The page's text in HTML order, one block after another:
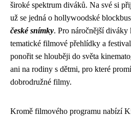
široké spektrum diváků. Na své si
už se jedná o hollywoodské
české snímky. Pro náročnější diváky
tematické filmové přehlídky a
ponořit se hlouběji do světa
ani na rodiny s dětmi, pro které
dobrodružné filmy.
Kromě filmového programu nabízí